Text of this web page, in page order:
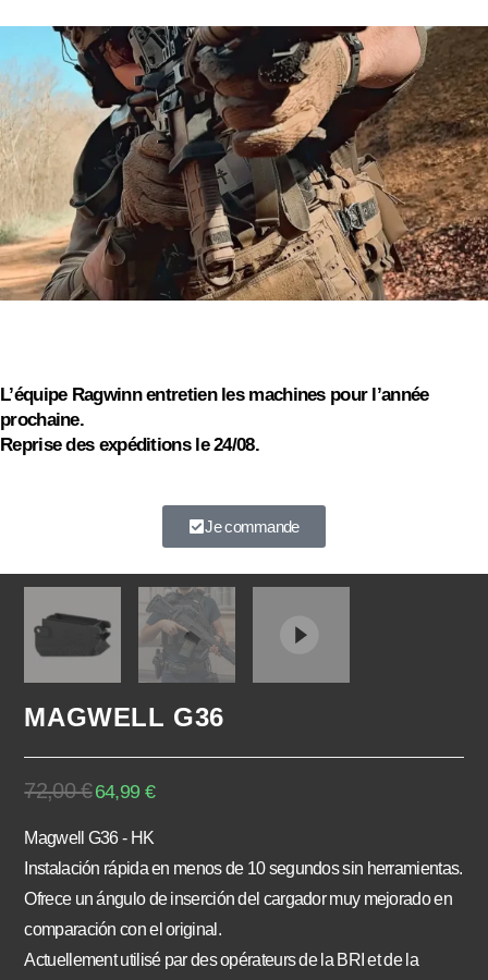
OFERTA
ESPECIAL
MAGWELL G36
72,00€64,99 €
Magwell G36 - HK
Instalación rápida en menos de 10 segundos sin herramientas.
Ofrece un ángulo de inserción del cargador muy mejorado en
comparación con el original.
Actuellement utilisé par des opérateurs de la BRI et de la
L’équipe Ragwinn entretien les machines pour l’année
prochaine.
Reprise des expéditions le 24/08.
Je commande